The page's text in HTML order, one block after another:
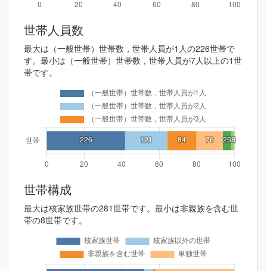
世帯人員数
最大は（一般世帯）世帯数，世帯人員が1人の226世帯で
す。最小は（一般世帯）世帯数，世帯人員が7人以上の1世
帯です。
世帯構成
最大は核家族世帯の281世帯です。最小は非親族を含む世
帯の8世帯です。